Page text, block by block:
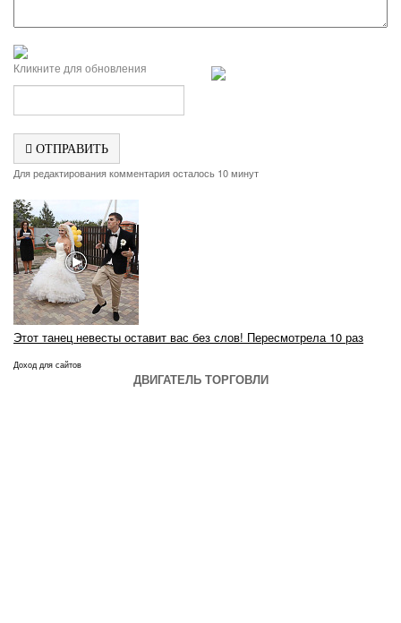
Кликните для обновления
ОТПРАВИТЬ
Для редактирования комментария осталось 10 минут
Этот танец невесты оставит вас без слов! Пересмотрела 10 раз
Доход для сайтов
ДВИГАТЕЛЬ ТОРГОВЛИ